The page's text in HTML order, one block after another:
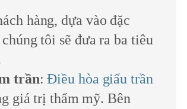
hàng, dựa vào đặc
tôi sẽ đưa ra ba tiêu
trần: Điều hòa giấu trần
giá trị thẩm mỹ. Bên